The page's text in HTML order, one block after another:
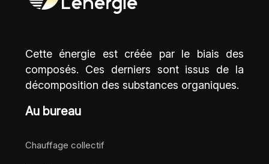
Cette énergie est créée par le biais des
composés. Ces derniers sont issus de la
décomposition des substances organiques.
Au bureau
Chauffage collectif